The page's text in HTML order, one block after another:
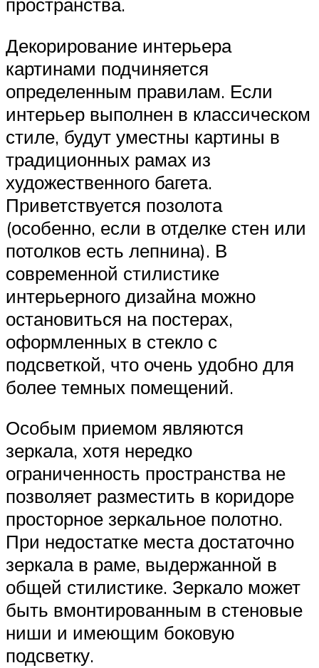
Декорирование интерьера
картинами подчиняется
определенным правилам. Если
интерьер выполнен в классическом
стиле, будут уместны картины в
традиционных рамах из
художественного багета.
Приветствуется позолота
(особенно, если в отделке стен или
потолков есть лепнина). В
современной стилистике
интерьерного дизайна можно
остановиться на постерах,
оформленных в стекло с
подсветкой, что очень удобно для
более темных помещений.
Особым приемом являются
зеркала, хотя нередко
ограниченность пространства не
позволяет разместить в коридоре
просторное зеркальное полотно.
При недостатке места достаточно
зеркала в раме, выдержанной в
общей стилистике. Зеркало может
быть вмонтированным в стеновые
ниши и имеющим боковую
подсветку.